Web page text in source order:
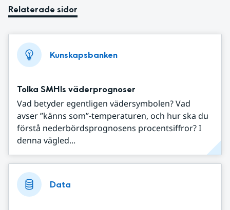
Relaterade sidor
Kunskapsbanken
Tolka SMHIs väderprognoser
Vad betyder egentligen vädersymbolen? Vad
avser ”känns som”-temperaturen, och hur ska du
förstå nederbördsprognosens procentsiffror? I
denna vägled...
Data